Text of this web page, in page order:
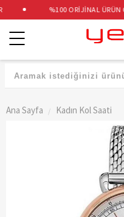
%100 ORİJİNAL ÜRÜN
Kategoriler
Ana Sayfa Kadın Kol Saati